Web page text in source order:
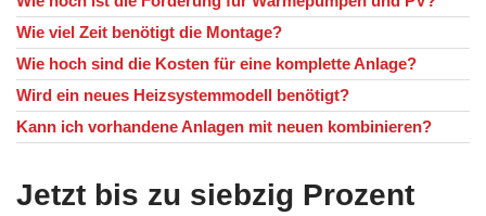
Wie viel Zeit benötigt die Montage?
Wie hoch sind die Kosten für eine komplette Anlage?
Wird ein neues Heizsystemmodell benötigt?
Kann ich vorhandene Anlagen mit neuen kombinieren?
Jetzt bis zu siebzig Prozent